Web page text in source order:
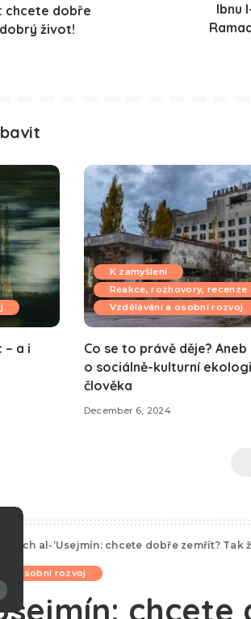
chcete dobře
život!
Ibnu
– a i
K zamyšlení
Reakce, rozhovory, recenze
Vzdělávání a osobní rozvoj
Co se to právě děje? Aneb
o sociálně-kulturní
člověka
December 6, 2024
Šejch al-‘Usejmín: chcete dobře zemřít? Tak
a osobní rozvoj